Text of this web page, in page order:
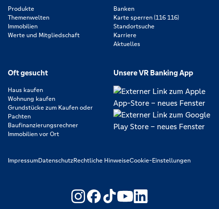
Produkte
Themenwelten
Immobilien
Werte und Mitgliedschaft
Banken
Karte sperren (116 116)
Standortsuche
Karriere
Aktuelles
Oft gesucht
Haus kaufen
Wohnung kaufen
Grundstücke zum Kaufen oder
Pachten
Baufinanzierungsrechner
Immobilien vor Ort
Unsere VR Banking App
ImpressumDatenschutzRechtliche HinweiseCookie-Einstellungen
https://www.youtube.com/
https://